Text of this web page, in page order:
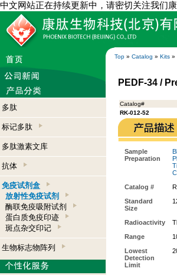
中文网站正在持续更新中，请密切关注我们
Top » Catalog » Kits »
多肽
标记多肽
多肽激素文库
抗体
免疫试剂盒
放射性免疫试剂
酶联免疫吸附试剂
蛋白质免疫印迹
斑点杂交印记
生物标志物阵列
PEDF-34 /
Catalog#
RK-012-52
Sample
Preparation
Catalog #
Standard
Size
Radioactivity
Range
Lowest
Detection
Limit